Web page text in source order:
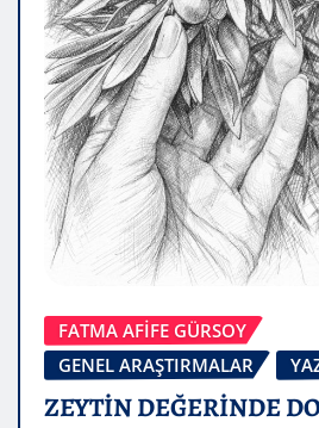
FATMA AFİFE GÜRSOY
GENEL ARAŞTIRMALAR
ZEYTİN DEĞERİNDE